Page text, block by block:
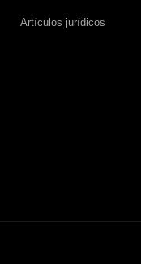
Artículos jurídicos